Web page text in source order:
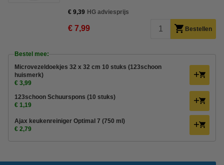
€ 9,39 HG adviesprijs
€ 7,99 Bestellen
Bestel mee:
Microvezeldoekjes 32 x 32 cm 10 stuks (123schoon
huismerk)
€ 3,99
123schoon Schuurspons (10 stuks)
€ 1,19
Ajax keukenreiniger Optimal 7 (750 ml)
€ 2,79